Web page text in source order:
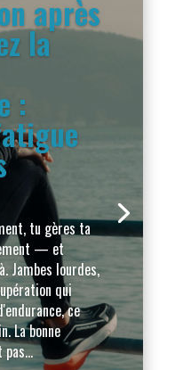
après
la
:
tu gères ta
— et
Jambes lourdes,
qui
ce
La bonne
mentale
une discipline
habiletés
et au